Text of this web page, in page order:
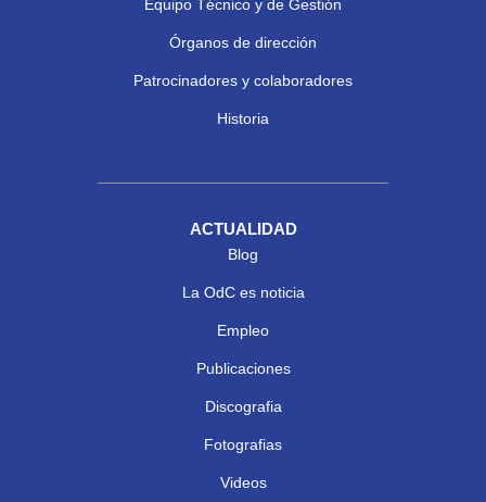
Equipo Técnico y de Gestión
Órganos de dirección
Patrocinadores y colaboradores
Historia
ACTUALIDAD
Blog
La OdC es noticia
Empleo
Publicaciones
Discografia
Fotografias
Videos